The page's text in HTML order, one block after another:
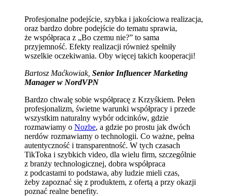
Profesjonalne podejście, szybka i jakościowa realizacja,
oraz bardzo dobre podejście do tematu sprawia,
że współpraca z „Bo czemu nie?” to sama
przyjemność. Efekty realizacji również spełniły
wszelkie oczekiwania. Oby więcej takich kooperacji!
Bartosz Maćkowiak, Senior Influencer Marketing
Manager w NordVPN
Bardzo chwalę sobie współpracę z Krzyśkiem. Pełen
profesjonalizm, świetne warunki współpracy i przede
wszystkim naturalny wybór odcinków, gdzie
rozmawiamy o Nozbe, a gdzie po prostu jak dwóch
nerdów rozmawiamy o technologii. Co ważne, pełna
autentyczność i transparentność. W tych czasach
TikToka i szybkich video, dla wielu firm, szczególnie
z branży technologicznej, dobra współpraca
z podcastami to podstawa, aby ludzie mieli czas,
żeby zapoznać się z produktem, z ofertą a przy okazji
poznać realne benefity.